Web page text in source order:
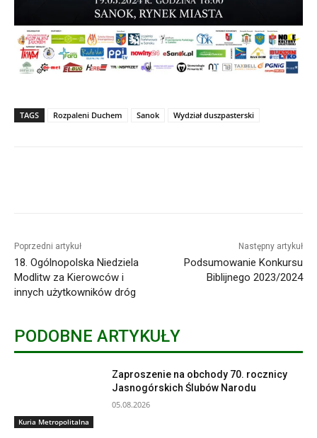
TAGS Rozpaleni Duchem Sanok Wydział duszpasterski
Poprzedni artykuł
18. Ogólnopolska Niedziela
Modlitw za Kierowców i
innych użytkowników dróg
Następny artykuł
Podsumowanie Konkursu
Biblijnego 2023/2024
PODOBNE ARTYKUŁY
Kuria Metropolitalna
Zaproszenie na obchody 70. rocznicy
Jasnogórskich Ślubów Narodu
05.08.2026